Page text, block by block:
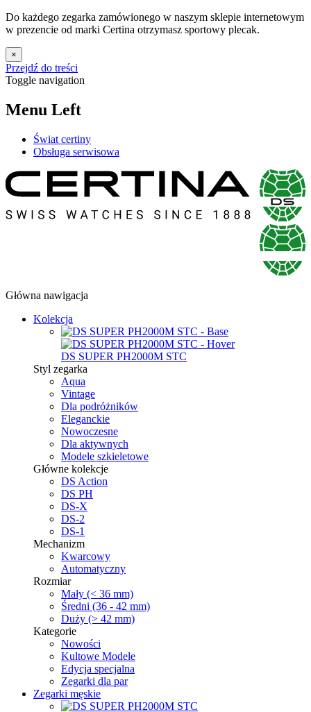
Do każdego zegarka zamówionego w naszym sklepie internetowym
w prezencie od marki Certina otrzymasz sportowy plecak.
×
Przejdź do treści
Toggle navigation
Menu Left
Świat certiny
Obsługa serwisowa
Główna nawigacja
Kolekcja
DS SUPER PH2000M STC
Styl zegarka
Aqua
Vintage
Dla podróżników
Eleganckie
Nowoczesne
Dla aktywnych
Modele szkieletowe
Główne kolekcje
DS Action
DS PH
DS-X
DS-2
DS-1
Mechanizm
Kwarcowy
Automatyczny
Rozmiar
Mały (< 36 mm)
Średni (36 - 42 mm)
Duży (> 42 mm)
Kategorie
Nowości
Kultowe Modele
Edycja specjalna
Zegarki dla par
Zegarki męskie